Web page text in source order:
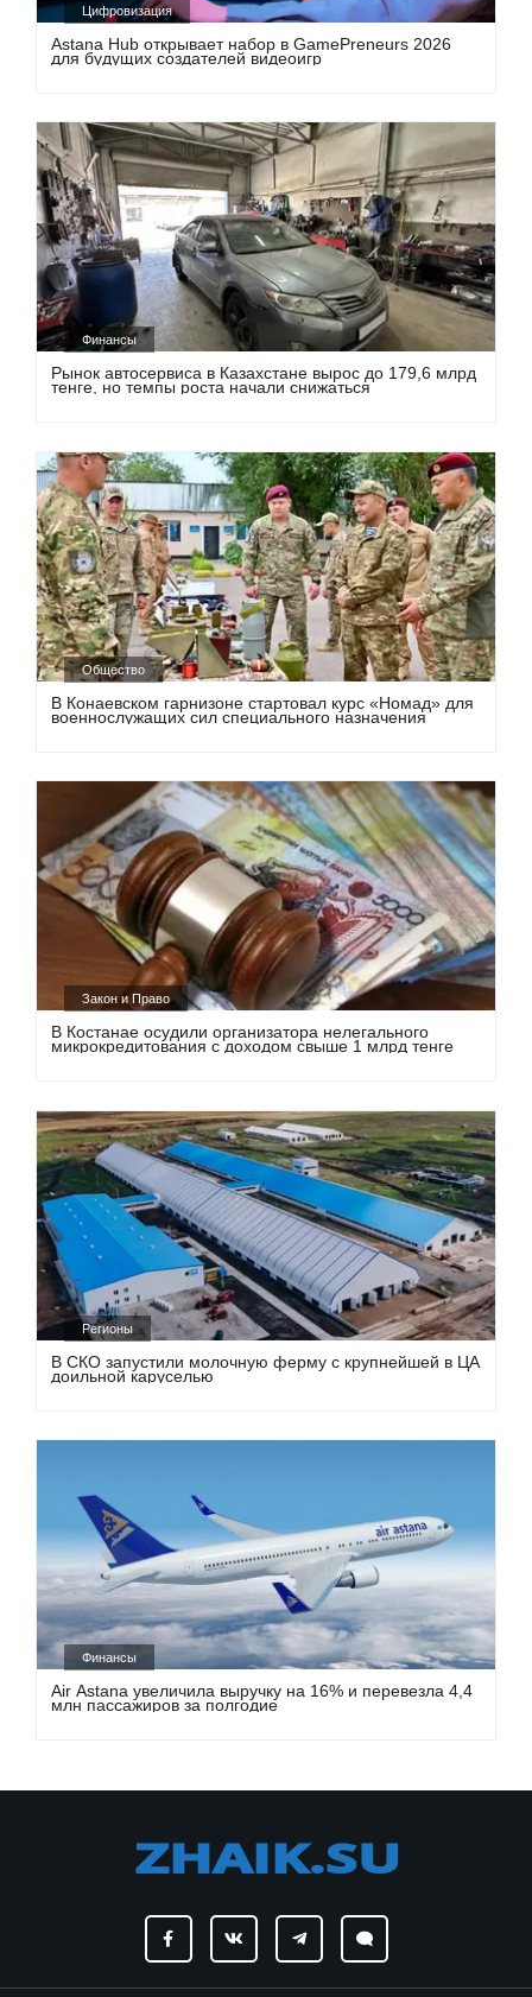
Цифровизация
Astana Hub открывает набор в GamePreneurs 2026
для будущих создателей видеоигр
Финансы
Рынок автосервиса в Казахстане вырос до 179,6 млрд
тенге, но темпы роста начали снижаться
Общество
В Конаевском гарнизоне стартовал курс «Номад» для
военнослужащих сил специального назначения
Закон и Право
В Костанае осудили организатора нелегального
микрокредитования с доходом свыше 1 млрд тенге
Регионы
В СКО запустили молочную ферму с крупнейшей в ЦА
доильной каруселью
Финансы
Air Astana увеличила выручку на 16% и перевезла 4,4
млн пассажиров за полгодие